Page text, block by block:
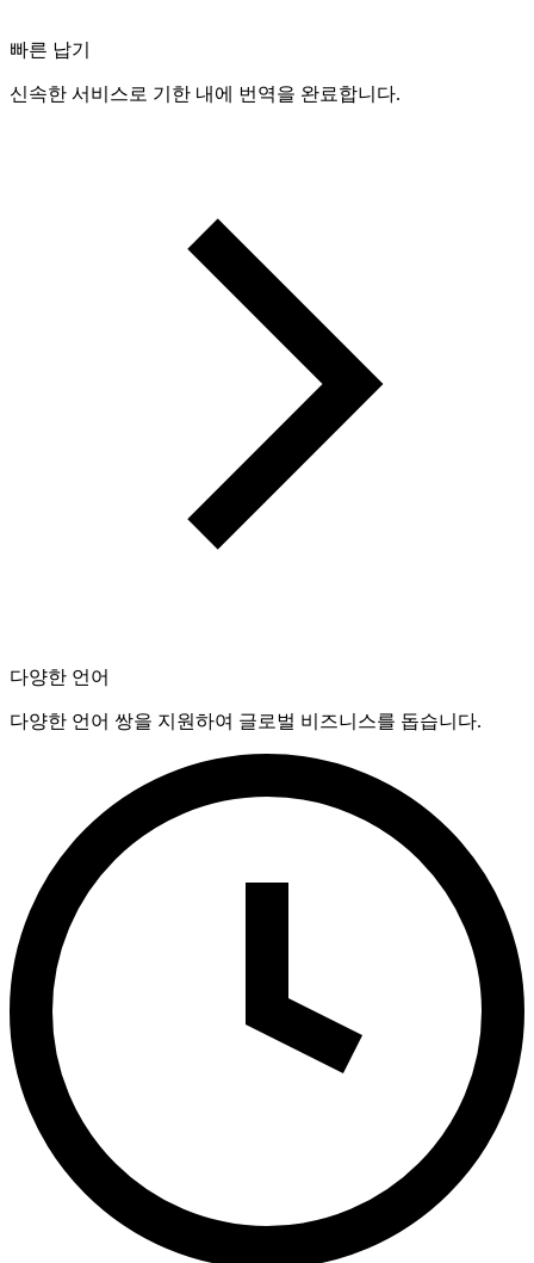
빠른 납기
신속한 서비스로 기한 내에 번역을 완료합니다.
다양한 언어
다양한 언어 쌍을 지원하여 글로벌 비즈니스를 돕습니다.